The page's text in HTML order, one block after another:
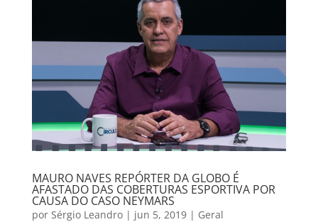
MAURO NAVES REPÓRTER DA GLOBO É
AFASTADO DAS COBERTURAS ESPORTIVA POR
CAUSA DO CASO NEYMARS
por Sérgio Leandro| jun 5, 2019| Geral